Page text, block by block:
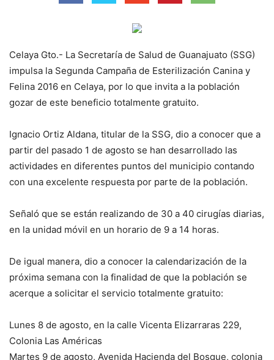
Celaya Gto.- La Secretaría de Salud de Guanajuato (SSG)
impulsa la Segunda Campaña de Esterilización Canina y
Felina 2016 en Celaya, por lo que invita a la población
gozar de este beneficio totalmente gratuito.
Ignacio Ortiz Aldana, titular de la SSG, dio a conocer que a
partir del pasado 1 de agosto se han desarrollado las
actividades en diferentes puntos del municipio contando
con una excelente respuesta por parte de la población.
Señaló que se están realizando de 30 a 40 cirugías diarias,
en la unidad móvil en un horario de 9 a 14 horas.
De igual manera, dio a conocer la calendarización de la
próxima semana con la finalidad de que la población se
acerque a solicitar el servicio totalmente gratuito:
Lunes 8 de agosto, en la calle Vicenta Elizarraras 229,
Colonia Las Américas
Martes 9 de agosto, Avenida Hacienda del Bosque, colonia